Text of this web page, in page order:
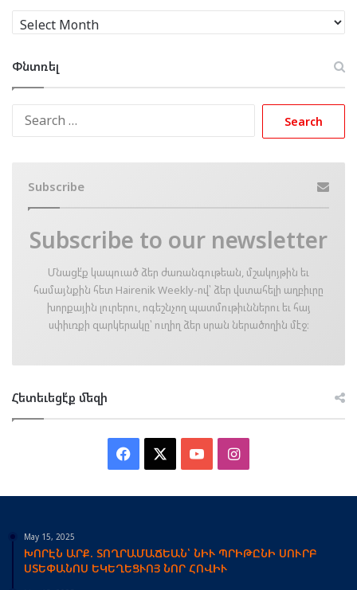
Արխիւ
Փնտռել
Subscribe
Subscribe to our newsletter
Մնացէ՛ք կապուած ձեր ժառանգութեան, մշակոյթին եւ
համայնքին հետ Hairenik Weekly-ով՝ ձեր վստահելի աղբիւրը
խորքային լուրերու, ոգեշնչող պատմութիւններու եւ հայ
սփիւռքի զարկերակը՝ ուղիղ ձեր սրան ներածողին մէջ։
Հետեւեցէ՛ք մեզի
Facebook YouTubeInstagram
May 15, 2025
ԽՈՐԷՆ ԱՐՔ. ՏՈՂՐԱՄԱՃԵԱՆ՝ ՆԻՒ ՊՐԻԹԸՆԻ ՍՈՒՐԲ
ՍՏԵՓԱՆՈՍ ԵԿԵՂԵՑՒՈՅ ՆՈՐ ՀՈՎԻՒ